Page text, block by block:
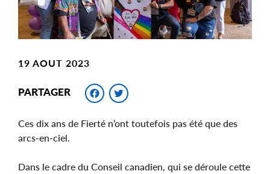
19 AOUT 2023
PARTAGER Facebook
Ces dix ans de Fierté n’ont toutefois pas été que des
arcs-en-ciel.
Dans le cadre du Conseil canadien, qui se déroule cette